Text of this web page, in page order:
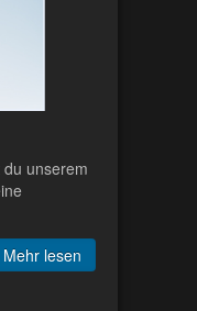
unserem
Mehr lesen